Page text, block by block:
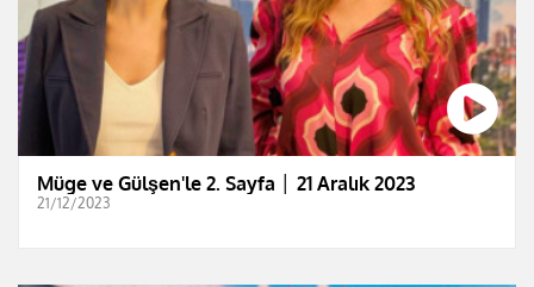
Müge ve Gülşen'le 2. Sayfa │ 21 Aralık 2023
21/12/2023